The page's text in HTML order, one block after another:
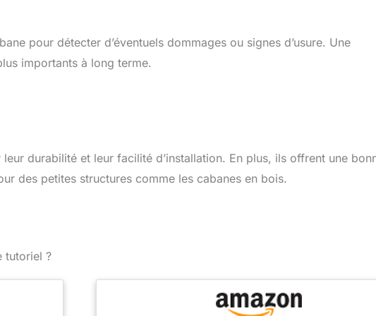
pour détecter d’éventuels dommages ou signes d’usure. Une
importants à long terme.
durabilité et leur facilité d’installation. En plus, ils offrent une
des petites structures comme les cabanes en bois.
tutoriel ?